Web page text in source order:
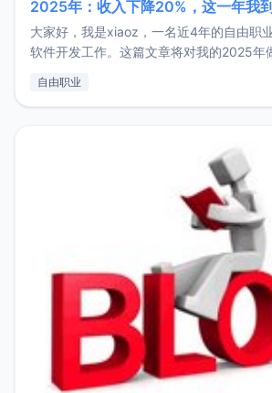
2025年：收入下降20%，这一年我
大家好，我是xiaoz，一名近4年的自由职
软件开发工作。这篇文章将对我的2025年
收入下降20%，但却过得很充实，2026年
自由职业